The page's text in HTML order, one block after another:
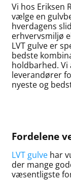
Vi hos Eriksen
vælge en
hverdagens
erhvervsmiljø
LVT gulve er
bedste
holdbarhed.
leverandører
nyeste og
Fordelene
LVT gulve har
der mange
væsentligste